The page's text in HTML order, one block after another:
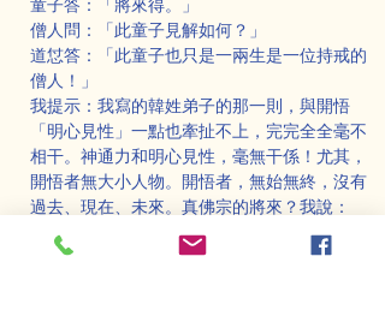
童子答：「將來得。」
僧人問：「此童子見解如何？」
道怤答：「此童子也只是一兩生是一位持戒的
僧人！」
我提示：我寫的韓姓弟子的那一則，與開悟
「明心見性」一點也牽扯不上，完完全全毫不
相干。神通力和明心見性，毫無干係！尤其，
開悟者無大小人物。開悟者，無始無終，沒有
過去、現在、未來。真佛宗的將來？我說：
「將來個屁！」
至於，道怤禪師與童子的這一則，重點在